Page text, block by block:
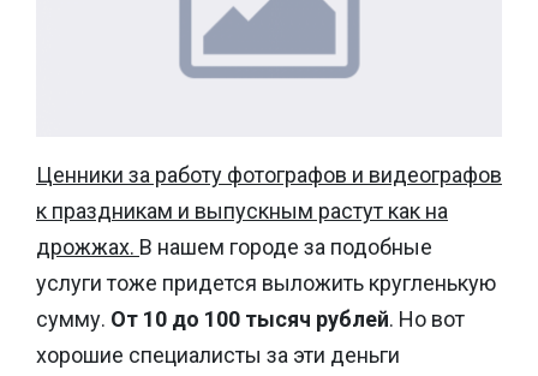
Ценники за работу фотографов и видеографов
к праздникам и выпускным растут как на
дрожжах. В нашем городе за подобные
услуги тоже придется выложить кругленькую
сумму. От 10 до 100 тысяч рублей. Но вот
хорошие специалисты за эти деньги